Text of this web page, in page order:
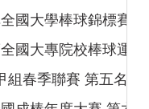
國大學棒球錦標賽冠
國大專院校棒球運
組春季聯賽 第五名。